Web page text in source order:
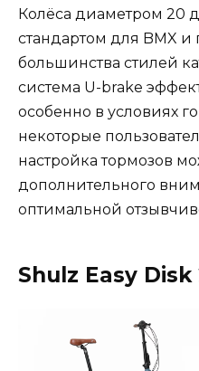
Колёса диаметром 20
стандартом для BMX и
большинства стилей
система U-brake
особенно в условиях
некоторые
настройка тормозов
дополнительного
оптимальной
Shulz Easy Disk